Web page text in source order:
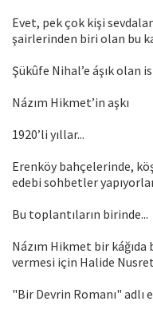
Evet, pek çok kişi
şairlerinden biri olan bu
Şükûfe Nihal’e áşık olan
Názım Hikmet’in aşkı
1920’li yıllar...
Erenköy bahçelerinde,
edebi sohbetler
Bu toplantıların birinde...
Názım Hikmet bir káğıda
vermesi için Halide
"Bir Devrin Romanı" adlı